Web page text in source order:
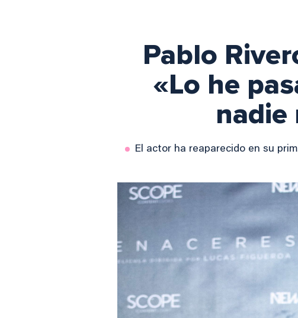
Pablo
«Lo he
nadie
El actor ha reaparecido en su